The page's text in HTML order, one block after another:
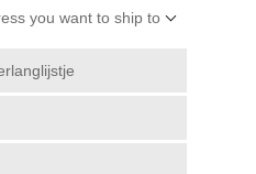
you want to ship to